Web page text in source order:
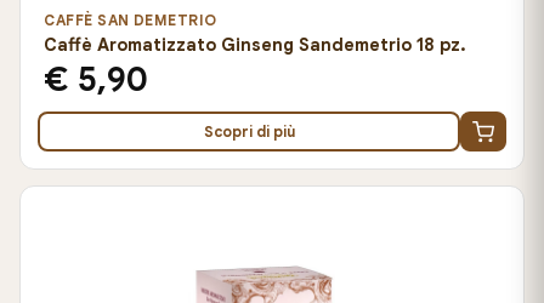
CAFFÈ SAN DEMETRIO
Caffè Aromatizzato Ginseng Sandemetrio 18 pz.
€ 5,90
Scopri di più